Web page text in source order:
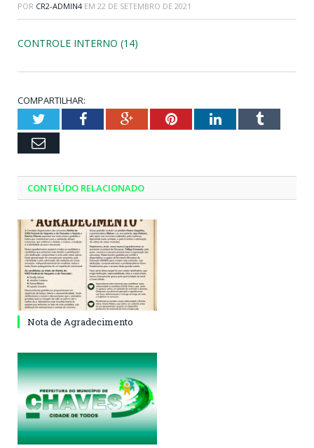
POR CR2-ADMIN4 EM 22 DE SETEMBRO DE 2021
CONTROLE INTERNO (14)
COMPARTILHAR:
TwitterFacebookGoogle+PinterestLinkedInTumblr
Email
CONTEÚDO RELACIONADO
Nota de Agradecimento